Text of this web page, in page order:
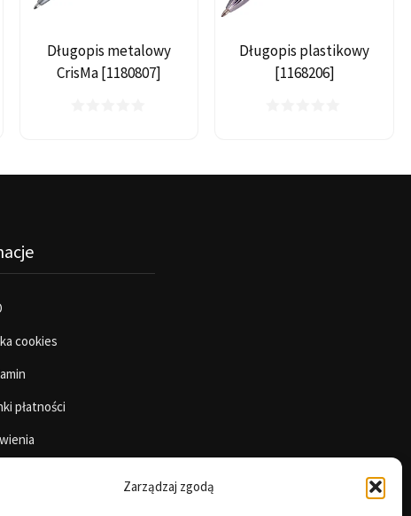
Zarządzaj zgodą
Długopis metalowy
CrisMa [1180807]
Długopis plastikowy
[1168206]
cookies
płatności